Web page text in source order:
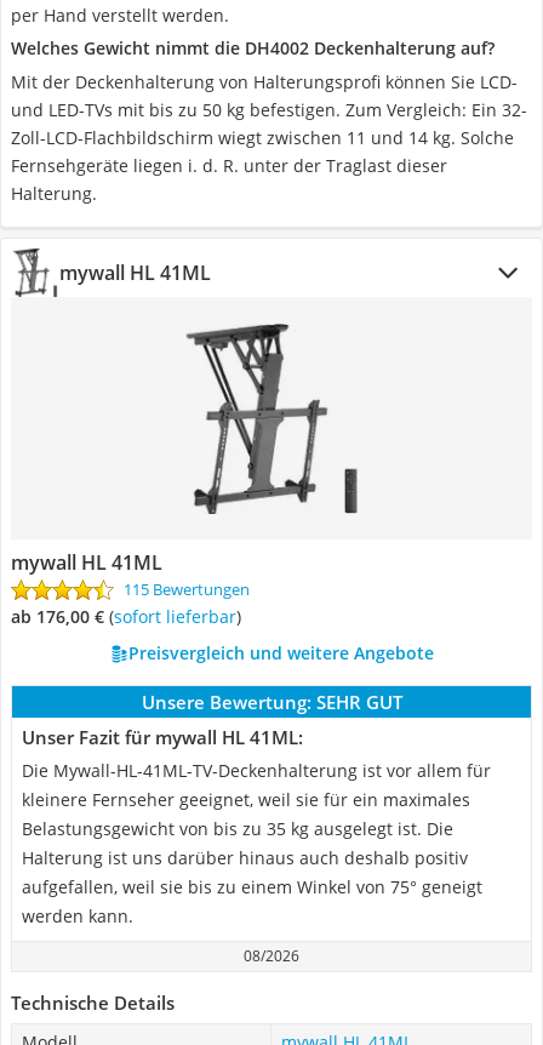
per Hand verstellt werden.
Welches Gewicht nimmt die DH4002 Deckenhalterung auf?
Mit der Deckenhalterung von Halterungsprofi können Sie LCD-
und LED-TVs mit bis zu 50 kg befestigen. Zum Vergleich: Ein 32-
Zoll-LCD-Flachbildschirm wiegt zwischen 11 und 14 kg. Solche
Fernsehgeräte liegen i. d. R. unter der Traglast dieser
Halterung.
mywall HL 41ML
mywall HL 41ML
115 Bewertungen
ab 176,00 € ( Sofort lieferbar)
Preisvergleich und weitere Angebote
Unsere Bewertung: SEHR GUT
Unser Fazit für mywall HL 41ML:
Die Mywall-HL-41ML-TV-Deckenhalterung ist vor allem für
kleinere Fernseher geeignet, weil sie für ein maximales
Belastungsgewicht von bis zu 35 kg ausgelegt ist. Die
Halterung ist uns darüber hinaus auch deshalb positiv
aufgefallen, weil sie bis zu einem Winkel von 75° geneigt
werden kann.
08/2026
Technische Details